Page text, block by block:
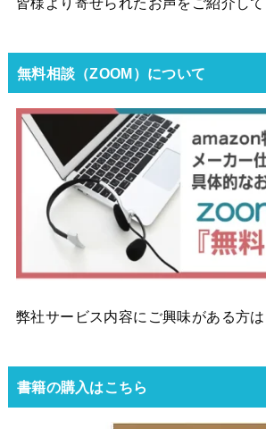
無料相談（ZOOM）について
弊社サービス内容にご興味がある方
書籍の購入はこちら